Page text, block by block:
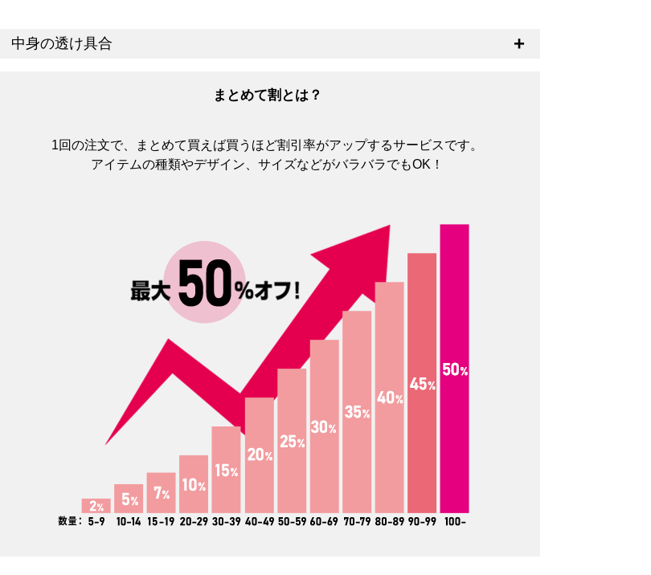
中身の透け具合
と思います。オンスが大きければ大きいほど中身は透けにくくなります。
て見えるのが分かります。価格
どは、4オンスで作っているもの
薄手です。5オンスも中身が透け
て見えます。やや4オンスよりも
厚くなりますので、ちょっとし
っかりとした雰囲気にはなりま
す。手軽なトートバッグとして
販売するなら最低5オンスはあっ
た方が良さそうです。
6オンス
表現が難しいのですが、薄手の
たたむはちょっと難しくなって
きます。
8オンス 10オンス 12オンス
まとめて割とは？
1回の注文で、まとめて買えば買うほど割引率がアップするサービスです。
アイテムの種類やデザイン、サイズなどがバラバラでもOK！